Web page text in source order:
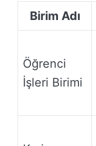
Birim Adı
Öğrenci
İşleri Birimi